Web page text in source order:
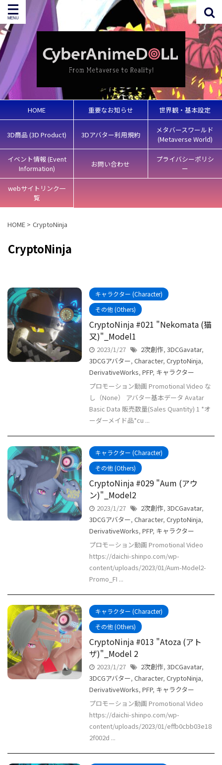
HOME 重要なお知らせ 世界観・基本設定
3D商品 (3D Product) 3Dアバター利用規約
メタバースワールド
(Metaverse World)
イベント情報 (Event
Information)
お問い合わせ
プライバシーポリシ
ー
webサイトリンク一
覧
HOME > CryptoNinja
CryptoNinja
キャラクター (Character)
その他 (Others)
CryptoNinja #021 "Nekomata (猫
又)"_Model1
2023/1/27 2次創作, 3DCGavatar,
3DCGアバター, Character, CryptoNinja,
DerivativeWorks, PFP, キャラクター
プロモーション動画 Promotional Video な
し（None） アバター基本データ Avatar
Basic Data 販売数量(Sales Quantity) 1 *オ
ーダーメイド品*cu ...
キャラクター (Character)
その他 (Others)
CryptoNinja #029 "Aum (アウ
ン)"_Model2
2023/1/27 2次創作, 3DCGavatar,
3DCGアバター, Character, CryptoNinja,
DerivativeWorks, PFP, キャラクター
プロモーション動画 Promotional Video
https://daichi-shinpo.com/wp-
content/uploads/2023/01/Aum-Model2-
Promo_FI ...
キャラクター (Character)
その他 (Others)
CryptoNinja #013 "Atoza (アト
ザ)"_Model 2
2023/1/27 2次創作, 3DCGavatar,
3DCGアバター, Character, CryptoNinja,
DerivativeWorks, PFP, キャラクター
プロモーション動画 Promotional Video
https://daichi-shinpo.com/wp-
content/uploads/2023/01/effb0cbb03e18
2f002d ...